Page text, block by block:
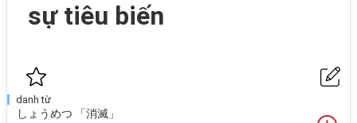
sự tiêu biến
danh từ
しょうめつ 「消滅」